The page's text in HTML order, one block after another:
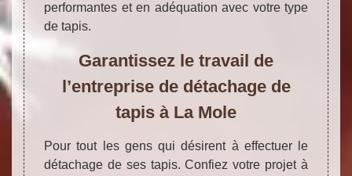
performantes et en adéquation avec votre type
de tapis.
Garantissez le travail de
l’entreprise de détachage de
tapis à La Mole
Pour tout les gens qui désirent à effectuer le
détachage de ses tapis. Confiez votre projet à